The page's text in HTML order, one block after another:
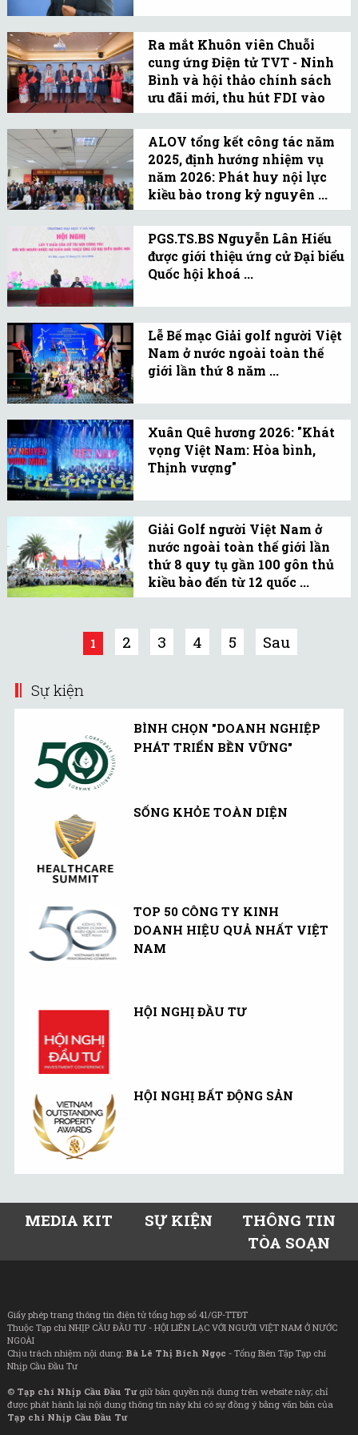
gia.
trường và năng lực cạnh
tranh quốc gia trong giai
đoạn tới.
Ra mắt Khuôn viên Chuỗi
cung ứng Điện tử TVT - Ninh
Bình và hội thảo chính sách
ưu đãi mới, thu hút FDI vào
Việt ...
trúc chuỗi cung ứng toàn
cầu, Việt Nam chủ động
mở cửa đầu tư, công bố ưu
đãi mới nhằm hút dòng
vốn công nghệ cao.
ALOV tổng kết công tác năm
2025, định hướng nhiệm vụ
năm 2026: Phát huy nội lực
kiều bào trong kỷ nguyên ...
Sáng 15/1, ALOV tổ chức
Hội nghị tổng kết công
tác năm 2025, đồng thời
xác định phương hướng,
nhiệm vụ năm 2026.
PGS.TS.BS Nguyễn Lân Hiếu
được giới thiệu ứng cử Đại biểu
Quốc hội khoá ...
kiến cử tri nơi công tác
đối với người được giới
thiệu ứng cử Đại biểu
Quốc hội khóa XVI.
Lễ Bế mạc Giải golf người Việt
Nam ở nước ngoài toàn thế
giới lần thứ 8 năm ...
ngày 4-6/1/2026), Giải
Golf người Việt Nam ở
nước ngoài toàn thế giới
lần thứ 8 đã khép lại
thành công.
Xuân Quê hương 2026: "Khát
vọng Việt Nam: Hòa bình,
Thịnh vượng"
"Khát vọng Việt Nam:
Hòa bình, Thịnh vượng"
vào ngày 8/2/2026 (tức
ngày 21 tháng Chạp năm
Giải Golf người Việt Nam ở
nước ngoài toàn thế giới lần
thứ 8 quy tụ gần 100 gôn thủ
kiều bào đến từ 12 quốc ...
Giải Golf người Việt Nam
ở nước ngoài toàn thế
giới lần thứ 8 chính thức
1 2 3 4 5 Sau
Sự kiện
BÌNH CHỌN "DOANH NGHIỆP
PHÁT TRIỂN BỀN VỮNG"
SỐNG KHỎE TOÀN DIỆN
TOP 50 CÔNG TY KINH
DOANH HIỆU QUẢ NHẤT VIỆT
NAM
HỘI NGHỊ ĐẦU TƯ
HỘI NGHỊ BẤT ĐỘNG SẢN
MEDIA KIT SỰ KIỆN
THÔNG TIN
TÒA SOẠN
Giấy phép trang thông tin điện tử tổng hợp số 41/GP-TTĐT
Thuộc Tạp chí NHỊP CẦU ĐẦU TƯ - HỘI LIÊN LẠC VỚI NGƯỜI VIỆT NAM Ở NƯỚC
NGOÀI
Chịu trách nhiệm nội dung: Bà Lê Thị Bích Ngọc - Tổng Biên Tập Tạp chí
Nhịp Cầu Đầu Tư
© Tạp chí Nhịp Cầu Đầu Tưgiữ bản quyền nội dung trên website này; chỉ
được phát hành lại nội dung thông tin này khi có sự đồng ý bằng văn bản của
Tạp chí Nhịp Cầu Đầu Tư